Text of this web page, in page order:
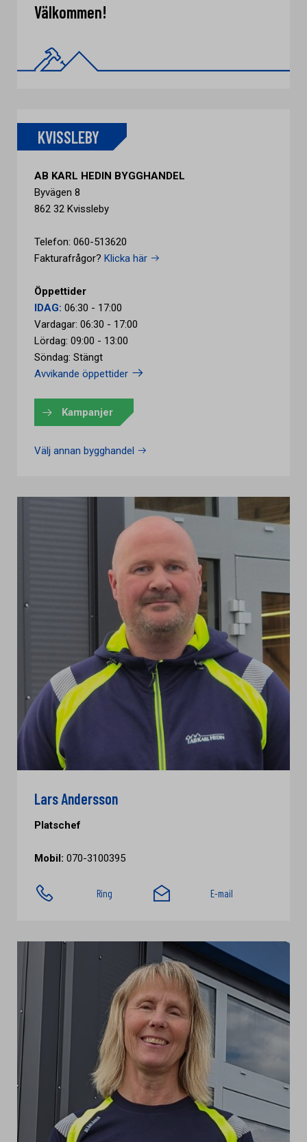
Välkommen!
KVISSLEBY
AB KARL HEDIN BYGGHANDEL
Byvägen 8
862 32 Kvissleby
Telefon: 060-513620
Fakturafrågor? Klicka här
Öppettider
IDAG: 06:30 - 17:00
Vardagar: 06:30 - 17:00
Lördag: 09:00 - 13:00
Söndag: Stängt
Avvikande öppettider
Kampanjer
Välj annan bygghandel
Lars Andersson
Platschef
Mobil: 070-3100395
Ring E-mail